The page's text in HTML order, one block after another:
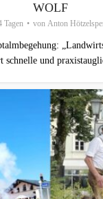
WOLF
Tagen von Anton
schnelle und